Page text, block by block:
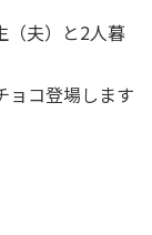
（夫）と2人暮
ョコ登場します